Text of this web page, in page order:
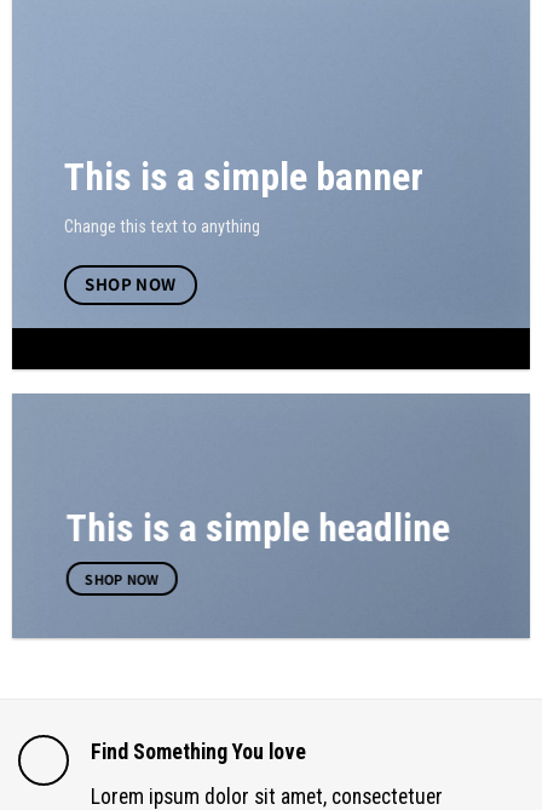
This is a simple banner
Change this text to anything
SHOP NOW
This is a simple headline
SHOP NOW
Find Something You love
Lorem ipsum dolor sit amet, consectetuer